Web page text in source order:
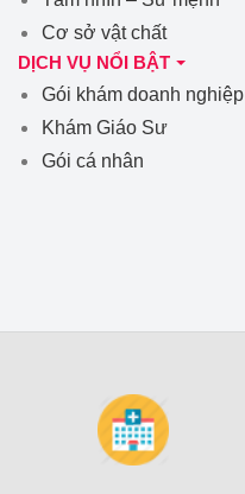
Cơ sở vật chất
DỊCH VỤ NỔI BẬT
Gói khám doanh nghiệp
Khám Giáo Sư
Gói cá nhân